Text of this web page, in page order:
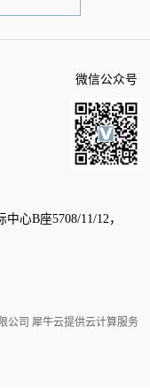
心B座5708/11/12，
微信公众号
公司 犀牛云提供云计算服务